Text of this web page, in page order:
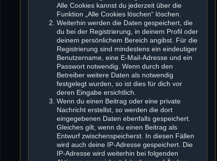
Alle Cookies kannst du jederzeit über die
Funktion „Alle Cookies löschen“ löschen.
Weiterhin werden die Daten gespeichert, die
du bei der Registrierung, in deinem Profil oder
deinem persönlichem Bereich angibst. Für die
Registrierung sind mindestens ein eindeutiger
Benutzername, eine E-Mail-Adresse und ein
Passwort notwendig. Wenn durch den
Betreiber weitere Daten als notwendig
festgelegt wurden, so ist dies für dich vor
deren Eingabe ersichtlich.
Wenn du einen Beitrag oder eine private
Nachricht erstellst, so werden die dort
eingegebenen Daten ebenfalls gespeichert.
Gleiches gilt, wenn du einen Beitrag als
Entwurf zwischenspeicherst. In diesen Fällen
wird auch deine IP-Adresse gespeichert. Die
IP-Adresse wird weiterhin bei folgenden